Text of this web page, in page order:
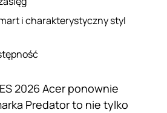
i charakterystyczny styl
2026 Acer ponownie
Predator to nie tylko